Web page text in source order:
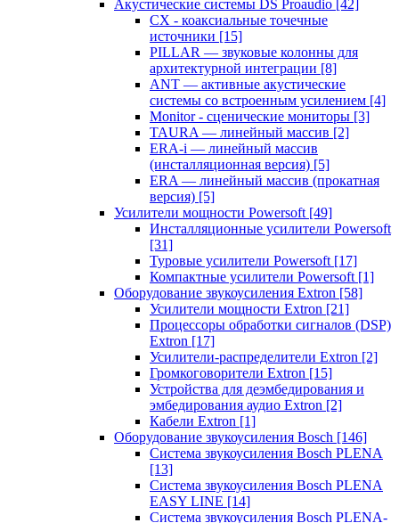
Акустические системы DS Proaudio [42]
CX - коаксиальные точечные
источники [15]
PILLAR — звуковые колонны для
архитектурной интеграции [8]
ANT — активные акустические
системы со встроенным усилением [4]
Monitor - сценические мониторы [3]
TAURA — линейный массив [2]
ERA-i — линейный массив
(инсталляционная версия) [5]
ERA — линейный массив (прокатная
версия) [5]
Усилители мощности Powersoft [49]
Инсталляционные усилители Powersoft
[31]
Туровые усилители Powersoft [17]
Компактные усилители Powersoft [1]
Оборудование звукоусиления Extron [58]
Усилители мощности Extron [21]
Процессоры обработки сигналов (DSP)
Extron [17]
Усилители-распределители Extron [2]
Громкоговорители Extron [15]
Устройства для деэмбедирования и
эмбедирования аудио Extron [2]
Кабели Extron [1]
Оборудование звукоусиления Bosch [146]
Система звукоусиления Bosch PLENA
[13]
Система звукоусиления Bosch PLENA
EASY LINE [14]
Система звукоусиления Bosch PLENA-